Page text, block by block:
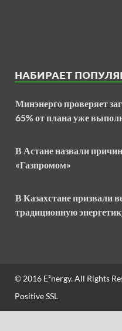
НАБИРАЕТ
Минэнерго проверяет
65% от плана уже
В Астане назвали
«Газпромом»
В Казахстане призвали
традиционную
© 2016 E²nergy. All Rights
Positive SSL